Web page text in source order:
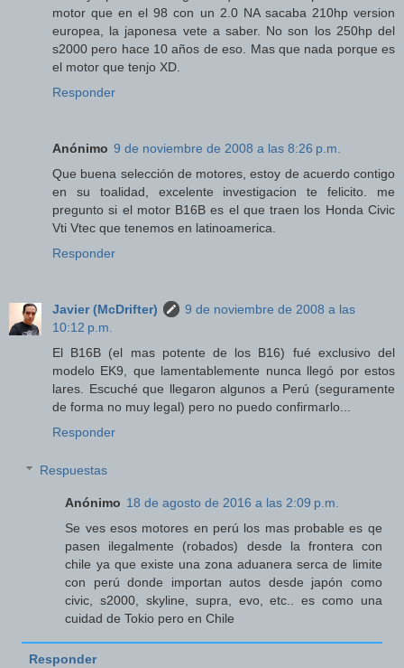
motor que en el 98 con un 2.0 NA sacaba 210hp version
europea, la japonesa vete a saber. No son los 250hp del
s2000 pero hace 10 años de eso. Mas que nada porque es
el motor que tenjo XD.
Responder
Anónimo 9 de noviembre de 2008 a las 8:26 p.m.
Que buena selección de motores, estoy de acuerdo contigo
en su toalidad, excelente investigacion te felicito. me
pregunto si el motor B16B es el que traen los Honda Civic
Vti Vtec que tenemos en latinoamerica.
Responder
Javier (McDrifter)
9 de noviembre de 2008 a las
10:12 p.m.
El B16B (el mas potente de los B16) fué exclusivo del
modelo EK9, que lamentablemente nunca llegó por estos
lares. Escuché que llegaron algunos a Perú (seguramente
de forma no muy legal) pero no puedo confirmarlo...
Responder
Respuestas
Anónimo 18 de agosto de 2016 a las 2:09 p.m.
Se ves esos motores en perú los mas probable es qe
pasen ilegalmente (robados) desde la frontera con
chile ya que existe una zona aduanera serca de limite
con perú donde importan autos desde japón como
civic, s2000, skyline, supra, evo, etc.. es como una
cuidad de Tokio pero en Chile
Responder